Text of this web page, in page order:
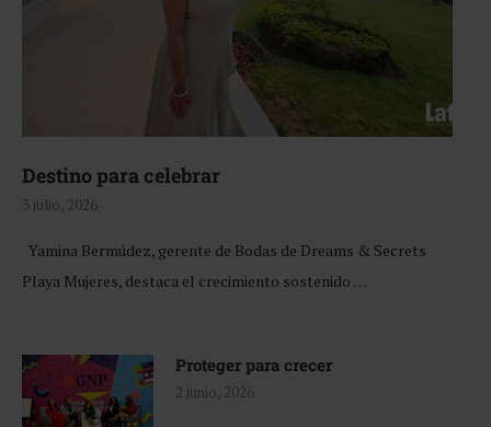
Destino para celebrar
3 julio, 2026
Yamina Bermúdez, gerente de Bodas de Dreams & Secrets
Playa Mujeres, destaca el crecimiento sostenido …
Proteger para crecer
2 junio, 2026